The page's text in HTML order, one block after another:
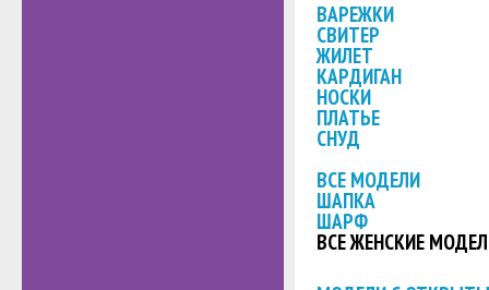
ВАРЕЖКИ
СВИТЕР
ЖИЛЕТ
КАРДИГАН
НОСКИ
ПЛАТЬЕ
СНУД
ВСЕ МОДЕЛИ
ШАПКА
ШАРФ
ВСЕ ЖЕНСКИЕ